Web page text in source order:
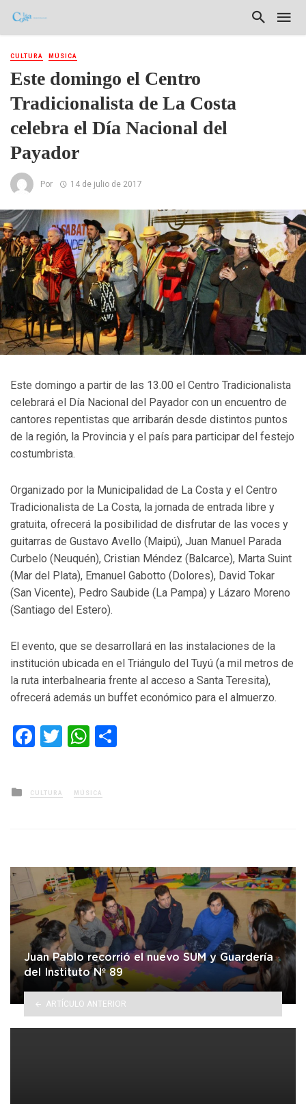
CULTURA MÚSICA
Este domingo el Centro
Tradicionalista de La Costa
celebra el Día Nacional del
Payador
Por 14 de julio de 2017
Este domingo a partir de las 13.00 el Centro Tradicionalista
celebrará el Día Nacional del Payador con un encuentro de
cantores repentistas que arribarán desde distintos puntos
de la región, la Provincia y el país para participar del festejo
costumbrista.
Organizado por la Municipalidad de La Costa y el Centro
Tradicionalista de La Costa, la jornada de entrada libre y
gratuita, ofrecerá la posibilidad de disfrutar de las voces y
guitarras de Gustavo Avello (Maipú), Juan Manuel Parada
Curbelo (Neuquén), Cristian Méndez (Balcarce), Marta Suint
(Mar del Plata), Emanuel Gabotto (Dolores), David Tokar
(San Vicente), Pedro Saubide (La Pampa) y Lázaro Moreno
(Santiago del Estero).
El evento, que se desarrollará en las instalaciones de la
institución ubicada en el Triángulo del Tuyú (a mil metros de
la ruta interbalnearia frente al acceso a Santa Teresita),
ofrecerá además un buffet económico para el almuerzo.
Facebook
TwitterWhatsApp
Posted
in
CULTURA MÚSICA
Juan Pablo recorrió el nuevo SUM y Guardería
del Instituto Nº 89
ARTÍCULO ANTERIOR